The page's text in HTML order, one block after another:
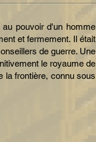
pouvoir d'un homme
et fermement. Il était
de guerre. Une
le royaume de
la frontière, connu sous